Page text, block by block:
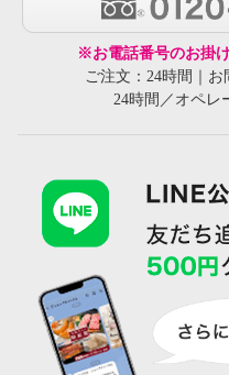
※お電話番号のお掛
ご注文：24時間｜
24時間／オペレ